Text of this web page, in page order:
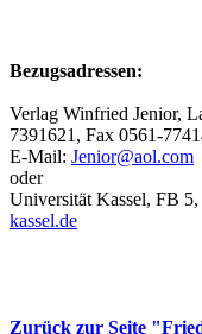
Bezugsadressen:
Verlag Winfried Jenior,
7391621, Fax 0561-
E-Mail: Jenior@aol.com
oder
Universität Kassel, FB
kassel.de
Zurück zur Seite